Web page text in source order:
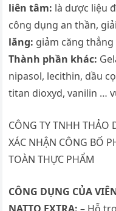
liên tâm: là dược liệu
công dụng an thần,
lăng: giảm căng
Thành phần khác:
nipasol, lecithin, dầu
titan dioxyd, vanilin …
CÔNG TY TNHH THẢO
XÁC NHẬN CÔNG BỐ
TOÀN THỰC PHẨM
CÔNG DỤNG CỦA